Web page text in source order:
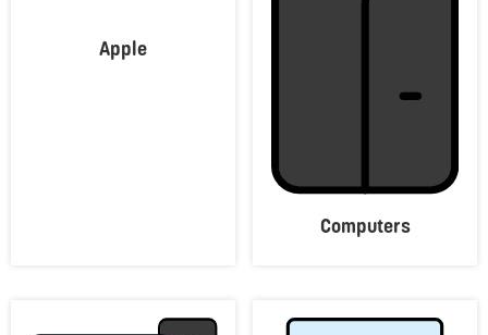
Apple
Computers